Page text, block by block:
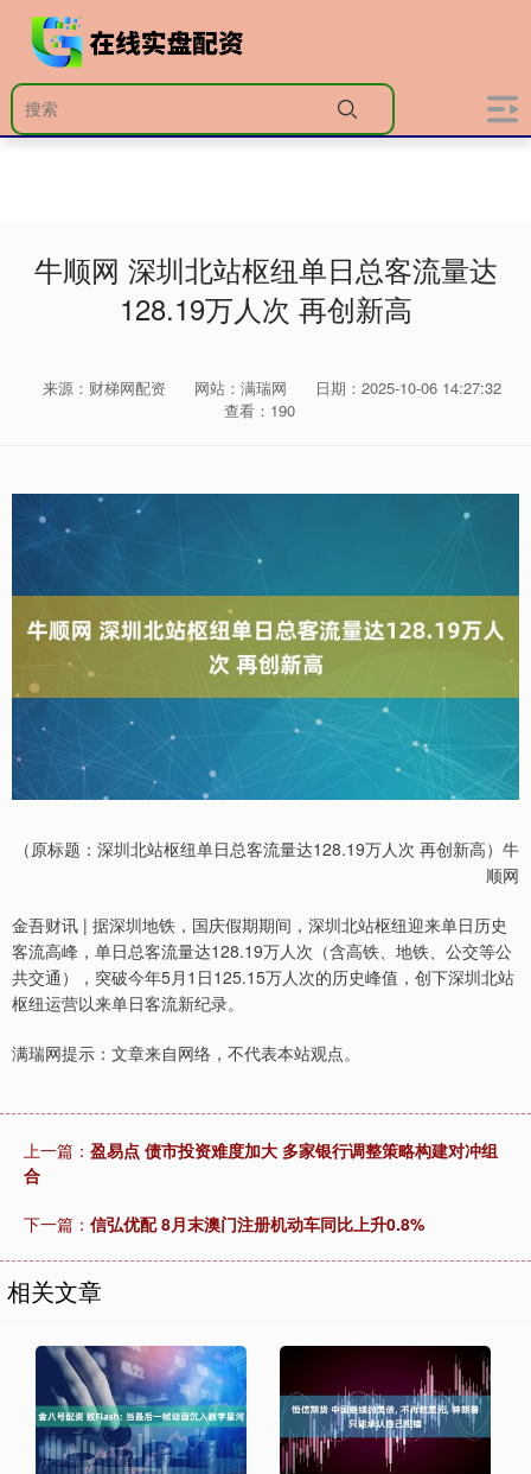
牛顺网 深圳北站枢纽单日总客流量达
128.19万人次 再创新高
来源：财梯网配资 网站：满瑞网
日期：2025-10-06 14:27:32
查看：190
（原标题：深圳北站枢纽单日总客流量达128.19万人次 再创新高）牛
顺网
金吾财讯 | 据深圳地铁，国庆假期期间，深圳北站枢纽迎来单日历史
客流高峰，单日总客流量达128.19万人次（含高铁、地铁、公交等公
共交通），突破今年5月1日125.15万人次的历史峰值，创下深圳北站
枢纽运营以来单日客流新纪录。
满瑞网提示：文章来自网络，不代表本站观点。
上一篇： 盈易点 债市投资难度加大 多家银行调整策略构建对冲组
合
下一篇： 信弘优配 8月末澳门注册机动车同比上升0.8%
相关文章